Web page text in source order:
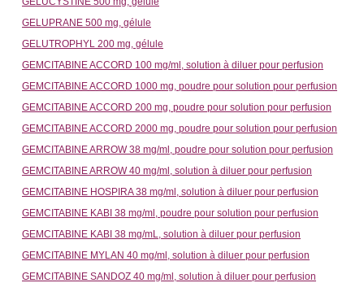
GELUPRANE 500 mg, gélule
GELUTROPHYL 200 mg, gélule
GEMCITABINE ACCORD 100 mg/ml, solution à diluer pour perfusion
GEMCITABINE ACCORD 1000 mg, poudre pour solution pour perfusion
GEMCITABINE ACCORD 200 mg, poudre pour solution pour perfusion
GEMCITABINE ACCORD 2000 mg, poudre pour solution pour perfusion
GEMCITABINE ARROW 38 mg/ml, poudre pour solution pour perfusion
GEMCITABINE ARROW 40 mg/ml, solution à diluer pour perfusion
GEMCITABINE HOSPIRA 38 mg/ml, solution à diluer pour perfusion
GEMCITABINE KABI 38 mg/ml, poudre pour solution pour perfusion
GEMCITABINE KABI 38 mg/mL, solution à diluer pour perfusion
GEMCITABINE MYLAN 40 mg/ml, solution à diluer pour perfusion
GEMCITABINE SANDOZ 40 mg/ml, solution à diluer pour perfusion